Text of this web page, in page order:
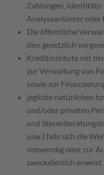
Zahlungen,
Analyseanbieter
Die öffentliche
dies gesetzlich
Kreditinstitute mit
zur Verwaltung von
sowie zur
jegliche natürlichen
und/oder privaten
und
usw.) falls sich die
notwendig oder zur
zweckdienlich erweist